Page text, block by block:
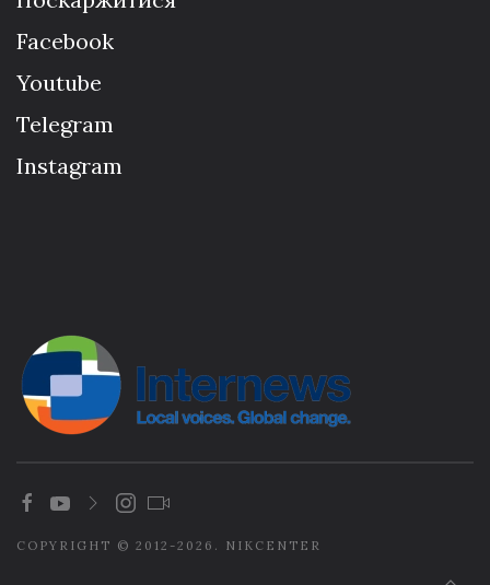
Facebook
Youtube
Telegram
Instagram
COPYRIGHT © 2012-2026. NIKCENTER